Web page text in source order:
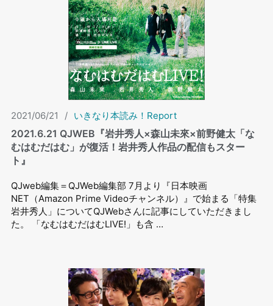
2021/06/21 / いきなり本読み！Report
2021.6.21 QJWEB『岩井秀人×森山未來×前野健太「な
むはむだはむ」が復活！岩井秀人作品の配信もスター
ト』
QJweb編集＝QJWeb編集部 7月より『日本映画
NET（Amazon Prime Videoチャンネル）』で始まる「特集
岩井秀人」についてQJWebさんに記事にしていただきまし
た。 「なむはむだはむLIVE!」も含 …